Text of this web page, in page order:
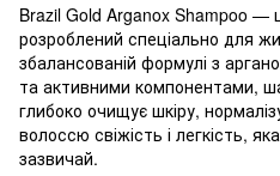
Brazil Gold Arganox Shampoo —
розроблений спеціально для
збалансованій формулі з
та активними компонентами,
глибоко очищує шкіру,
волоссю свіжість і легкість,
зазвичай.